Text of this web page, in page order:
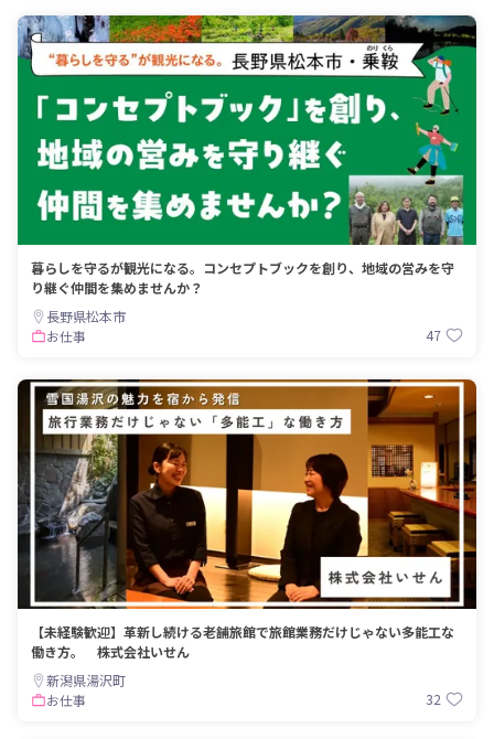
暮らしを守るが観光になる。コンセプトブックを創り、地域の営みを守
り継ぐ仲間を集めませんか？
長野県松本市
お仕事
47
【未経験歓迎】革新し続ける老舗旅館で旅館業務だけじゃない多能工な
働き方。 株式会社いせん
新潟県湯沢町
お仕事
32